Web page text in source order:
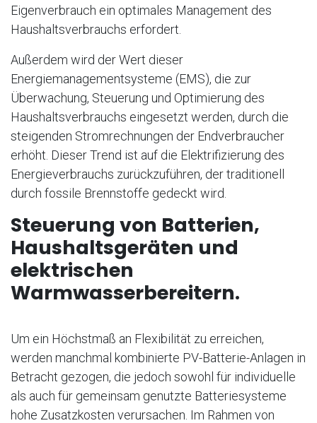
Eigenverbrauch ein optimales Management des
Haushaltsverbrauchs erfordert.
Außerdem wird der Wert dieser
Energiemanagementsysteme (EMS), die zur
Überwachung, Steuerung und Optimierung des
Haushaltsverbrauchs eingesetzt werden, durch die
steigenden Stromrechnungen der Endverbraucher
erhöht. Dieser Trend ist auf die Elektrifizierung des
Energieverbrauchs zurückzuführen, der traditionell
durch fossile Brennstoffe gedeckt wird.
Steuerung von Batterien,
Haushaltsgeräten und
elektrischen
Warmwasserbereitern.
Um ein Höchstmaß an Flexibilität zu erreichen,
werden manchmal kombinierte PV-Batterie-Anlagen in
Betracht gezogen, die jedoch sowohl für individuelle
als auch für gemeinsam genutzte Batteriesysteme
hohe Zusatzkosten verursachen. Im Rahmen von